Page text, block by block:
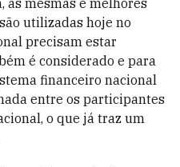
as mesmas e melhores
utilizadas hoje no
precisam estar
é considerado e para
financeiro nacional
entre os participantes
o que já traz um